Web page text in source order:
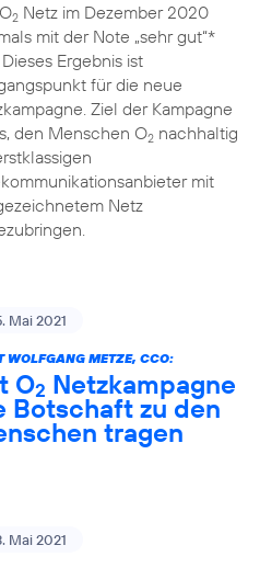
2Netz im Dezember 2020
mit der Note „sehr gut“*
Dieses Ergebnis ist
für die neue
Ziel der Kampagne
den Menschen O2nachhaltig
mit
Netz
Mai 2021
WOLFGANG METZE, CCO:
O2 Netzkampagne
Botschaft zu den
tragen
Mai 2021